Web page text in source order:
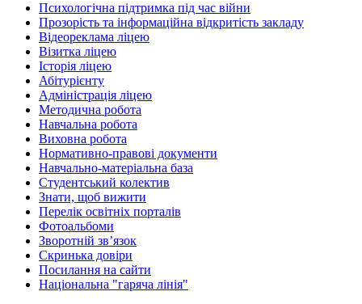
Психологічна підтримка під час війни
Прозорість та інформаційна відкритість закладу
Відеореклама ліцею
Візитка ліцею
Історія ліцею
Абітурієнту
Адміністрація ліцею
Методична робота
Навчальна робота
Виховна робота
Нормативно-правові документи
Навчально-матеріальна база
Студентський колектив
Знати, щоб вижити
Перелік освітніх порталів
Фотоальбоми
Зворотній зв’язок
Скринька довіри
Посилання на сайти
Національна "гаряча лінія"